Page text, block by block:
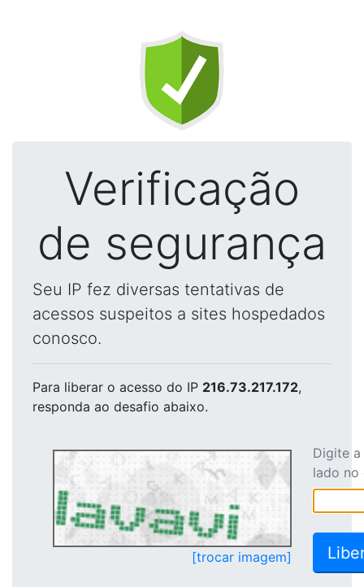
Verificação
de segurança
Seu IP fez diversas tentativas de
acessos suspeitos a sites hospedados
conosco.
Para liberar o acesso do IP 216.73.217.172,
responda ao desafio abaixo.
[trocar imagem]
Digite
lado no